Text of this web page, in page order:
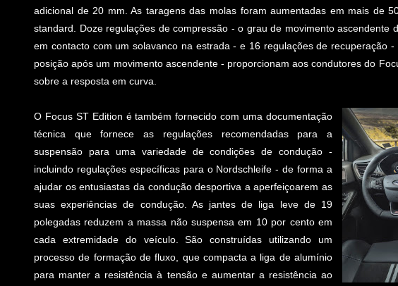
adicional de 20 mm. As taragens das molas foram aumentadas em mais de
standard. Doze regulações de compressão - o grau de movimento ascendente
em contacto com um solavanco na estrada - e 16 regulações de recuperação
posição após um movimento ascendente - proporcionam aos condutores do
sobre a resposta em curva.
O Focus ST Edition é também fornecido com uma documentação
técnica que fornece as regulações recomendadas para a
suspensão para uma variedade de condições de condução -
incluindo regulações específicas para o Nordschleife - de forma a
ajudar os entusiastas da condução desportiva a aperfeiçoarem as
suas experiências de condução. As jantes de liga leve de 19
polegadas reduzem a massa não suspensa em 10 por cento em
cada extremidade do veículo. São construídas utilizando um
processo de formação de fluxo, que compacta a liga de alumínio
para manter a resistência à tensão e aumentar a resistência ao